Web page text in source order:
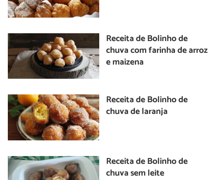
Receita de Bolinho de
chuva com farinha de arroz
e maizena
Receita de Bolinho de
chuva de laranja
Receita de Bolinho de
chuva sem leite